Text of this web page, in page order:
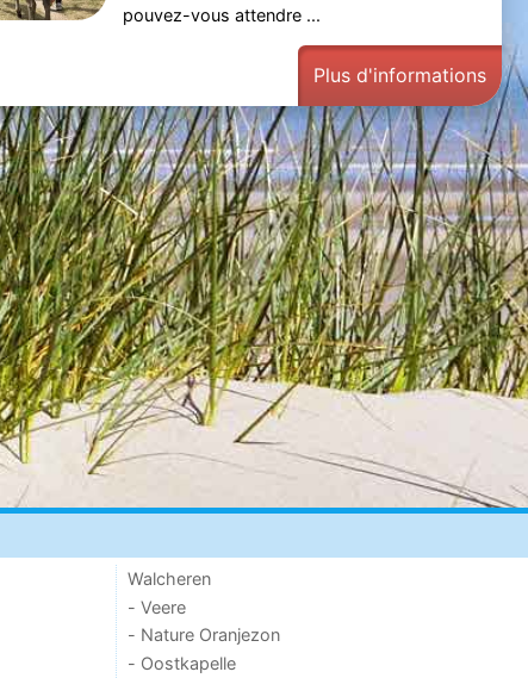
pouvez-vous attendre ...
Plus d'informations
Walcheren
- Veere
- Nature Oranjezon
- Oostkapelle